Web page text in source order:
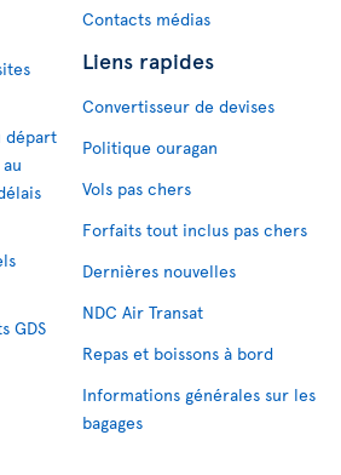
départ
GDS
Contacts médias
Liens rapides
Convertisseur de devises
Politique ouragan
Vols pas chers
Forfaits tout inclus pas chers
Dernières nouvelles
NDC Air Transat
Repas et boissons à bord
Informations générales sur les
bagages